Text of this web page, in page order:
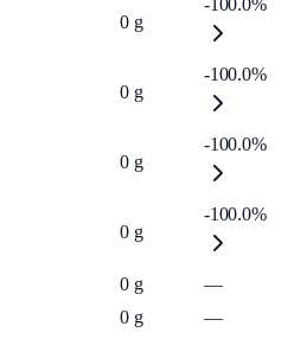
0 g
-100.0%
0 g
-100.0%
0 g
-100.0%
0 g
-100.0%
0 g
—
0 g
—